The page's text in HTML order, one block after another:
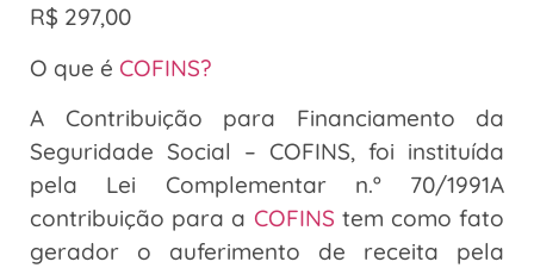
R$ 297,00
O que é COFINS?
A Contribuição para Financiamento da
Seguridade Social – COFINS, foi instituída
pela Lei Complementar n.º 70/1991A
contribuição para a COFINS tem como fato
gerador o auferimento de receita pela